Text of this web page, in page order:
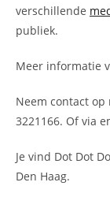
verschillende
publiek.
Meer informatie
Neem contact op
3221166. Of via
Je vind Dot Dot
Den Haag.